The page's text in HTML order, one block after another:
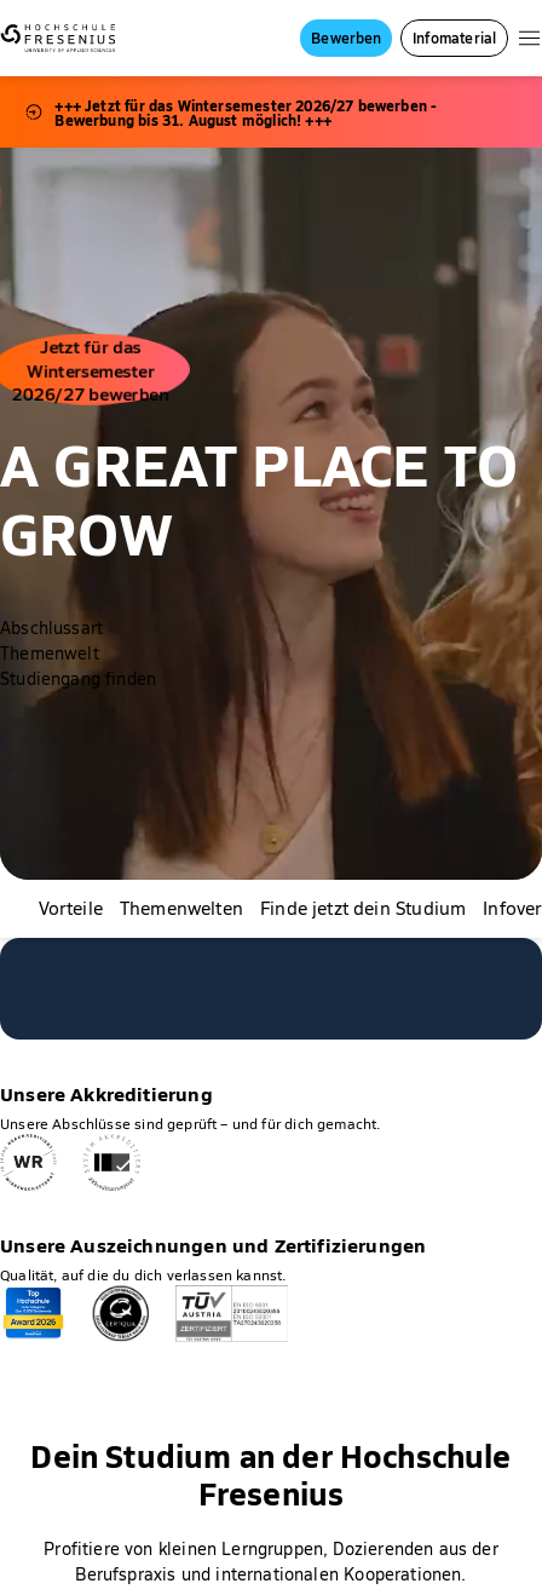
Bewerben Infomaterial
+++ Jetzt für das Wintersemester 2026/27 bewerben -
Bewerbung bis 31. August möglich! +++
Jetzt für das
Wintersemester
2026/27 bewerben
A GREAT PLACE TO
GROW
Abschlussart
Themenwelt
Studiengang finden
Vorteile Themenwelten Finde jetzt dein Studium
Unsere Akkreditierung
Unsere Abschlüsse sind geprüft – und für dich gemacht.
Unsere Auszeichnungen und Zertifizierungen
Qualität, auf die du dich verlassen kannst.
Dein Studium an der Hochschule
Fresenius
Profitiere von kleinen Lerngruppen, Dozierenden aus der
Berufspraxis und internationalen Kooperationen.